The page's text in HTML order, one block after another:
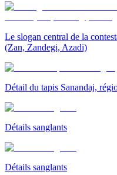
Le slogan central de la
(Zan, Zandegi, Azadi)
Détail du tapis Sanandaj,
Détails sanglants
Détails sanglants